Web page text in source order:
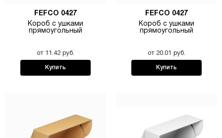
FEFCO 0427
Короб с ушками
прямоугольный
от 11.42 руб.
Купить
FEFCO 0427
Короб с ушками
прямоугольный
от 20.01 руб.
Купить